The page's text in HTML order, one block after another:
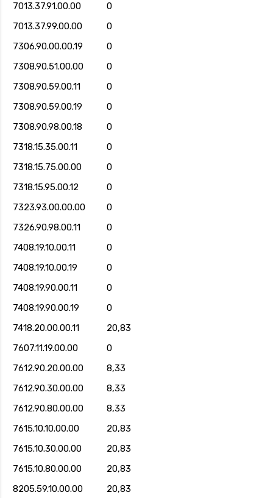
7013.37.91.00.00
0
7013.37.99.00.00
0
7306.90.00.00.19
0
7308.90.51.00.00
0
7308.90.59.00.11
0
7308.90.59.00.19
0
7308.90.98.00.18
0
7318.15.35.00.11
0
7318.15.75.00.00
0
7318.15.95.00.12
0
7323.93.00.00.00
0
7326.90.98.00.11
0
7408.19.10.00.11
0
7408.19.10.00.19
0
7408.19.90.00.11
0
7408.19.90.00.19
0
7418.20.00.00.11
20,83
7607.11.19.00.00
0
7612.90.20.00.00
8,33
7612.90.30.00.00
8,33
7612.90.80.00.00
8,33
7615.10.10.00.00
20,83
7615.10.30.00.00
20,83
7615.10.80.00.00
20,83
8205.59.10.00.00
20,83